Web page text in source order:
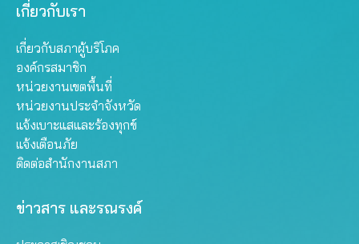
เกี่ยวกับเรา
เกี่ยวกับสภาผู้บริโภค
องค์กรสมาชิก
หน่วยงานเขตพื้นที่
หน่วยงานประจำจังหวัด
แจ้งเบาะแสและร้องทุกข์
แจ้งเตือนภัย
ติดต่อสำนักงานสภา
ข่าวสาร และรณรงค์